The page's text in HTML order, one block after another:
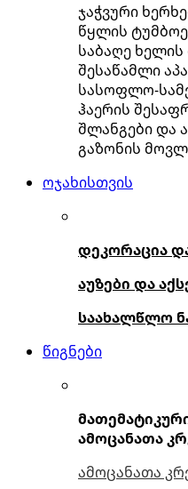
ჯაჭვური
წყლის
საბაღე
შესაწამლი
სასოფლო-
ჰაერის
შლანგები და
გაზონის
ოჯახისთვის
დეკორაცია
აუზები და
საახალწლო
წიგნები
ამოცანათა
ამოცანათა